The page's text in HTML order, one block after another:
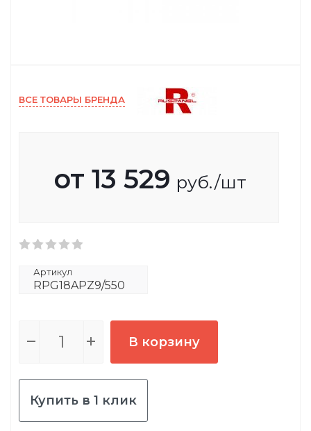
ВСЕ ТОВАРЫ БРЕНДА
от 13 529 руб./шт
Артикул
RPG18APZ9/550
В корзину
Купить в 1 клик